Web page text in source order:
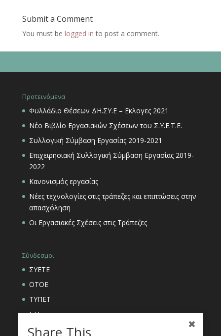
Submit a Comment
You must be logged in to post a comment.
Προτεινόμενα
Φυλλάδιο Θέσεων ΔΗ.ΣΥ.Ε – Εκλογες 2021
Νέο Βιβλίο Εργασιακών Σχέσεων του Σ.Υ.Ε.Τ.Ε.
Συλλογική Σύμβαση Εργασίας 2019-2021
Επιχειρησιακή Συλλογική Σύμβαση Εργασίας 2019-
2022
Κανονισμός εργασίας
Νέες τεχνολογίες στις τράπεζες και επιπτώσεις στην
απασχόληση
Οι Εργασιακές Σχέσεις στις Τράπεζες
Σύνδεσμοι
ΣΥΕΤΕ
ΟΤΟΕ
ΤΥΠΕΤ
ΕΤΕ
ΑΣΦΑΛΙΣΤΙΚΟΙ ΟΡΓΑΝΙΣΜΟΙ ΕΤΕ
Share This